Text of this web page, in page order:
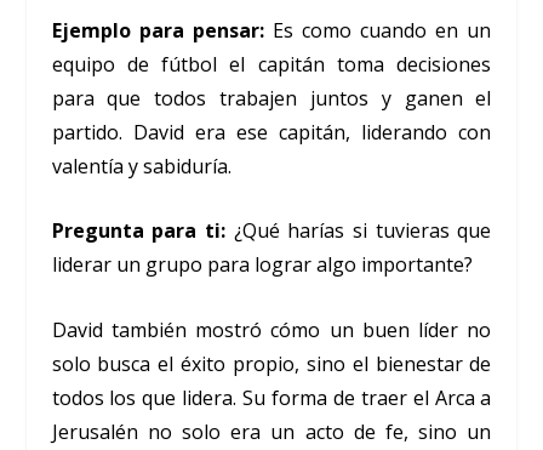
Ejemplo para pensar:Es como cuando en un
equipo de fútbol el capitán toma decisiones
para que todos trabajen juntos y ganen el
partido. David era ese capitán, liderando con
valentía y sabiduría.
Pregunta para ti:¿Qué harías si tuvieras que
liderar un grupo para lograr algo importante?
David también mostró cómo un buen líder no
solo busca el éxito propio, sino el bienestar de
todos los que lidera. Su forma de traer el Arca a
Jerusalén no solo era un acto de fe, sino un